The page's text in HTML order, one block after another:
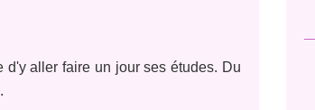
aller faire un jour ses études. Du